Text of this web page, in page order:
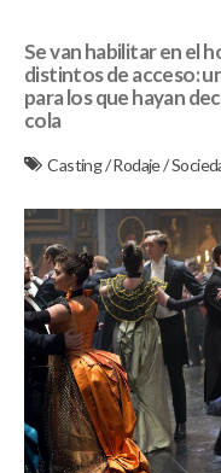
Se van habilitar en el
distintos de acceso:
para los que hayan
cola
Casting/Rodaje/